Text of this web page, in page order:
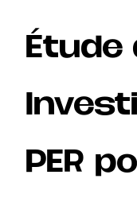
Étude
PER